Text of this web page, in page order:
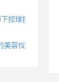
控球技术
容仪器